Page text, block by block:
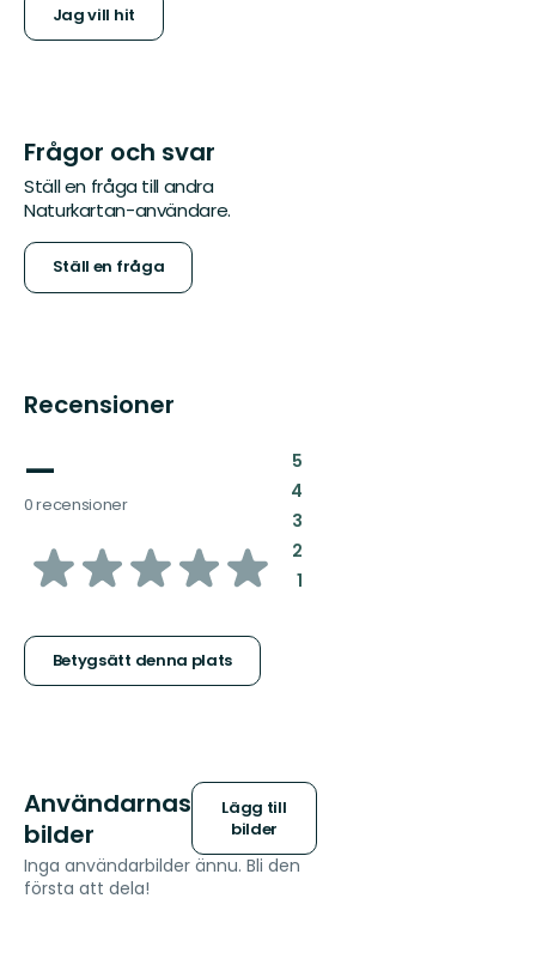
Jag vill hit
Frågor och svar
Ställ en fråga till andra
Naturkartan-användare.
Ställ en fråga
Recensioner
—
0 recensioner
av
stjärnor
Betygsätt denna plats
5:
4:
3:
2:
1:
Användarnas
bilder
Lägg till
bilder
Inga användarbilder ännu. Bli den
första att dela!